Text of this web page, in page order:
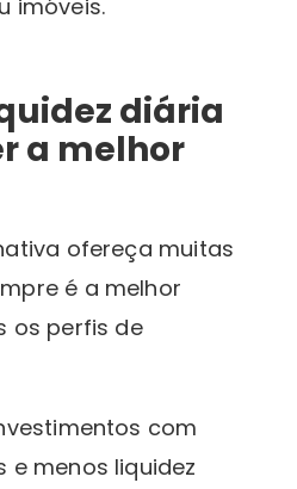
imóveis.
diária
a melhor
ofereça muitas
é a melhor
os perfis de
com
e menos liquidez